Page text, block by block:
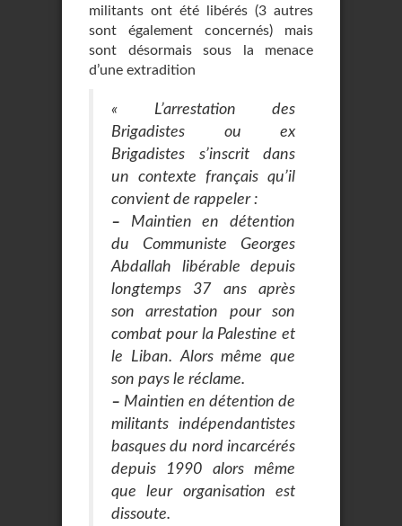
militants ont été libérés (3 autres
sont également concernés) mais
sont désormais sous la menace
d’une extradition
« L’arrestation des
Brigadistes ou ex
Brigadistes s’inscrit dans
un contexte français qu’il
convient de rappeler :
– Maintien en détention
du Communiste Georges
Abdallah libérable depuis
longtemps 37 ans après
son arrestation pour son
combat pour la Palestine et
le Liban. Alors même que
son pays le réclame.
– Maintien en détention de
militants indépendantistes
basques du nord incarcérés
depuis 1990 alors même
que leur organisation est
dissoute.